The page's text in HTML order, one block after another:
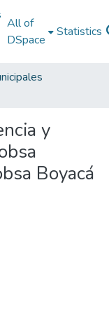
All of
DSpace
Statistics
y
Boyacá